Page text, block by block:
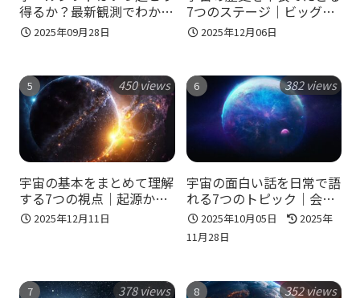
得るか？最新観測でわかる
衛星・送電網への影響と備
え
2025年09月28日
7つのステージ｜ビッグバ
ンから生命の誕生まで一気
に理解！
2025年12月06日
宇宙の基本をまとめて理解
する7つの視点｜起源から
未来まで一気にイメージし
よう！
450 views
2025年12月11日
宇宙の面白い話を日常で語
れる7つのトピック｜会話
のネタとロマンが同時に広
がる！
382 views
2025年10月05日
2025年
11月28日
378 views 352 views